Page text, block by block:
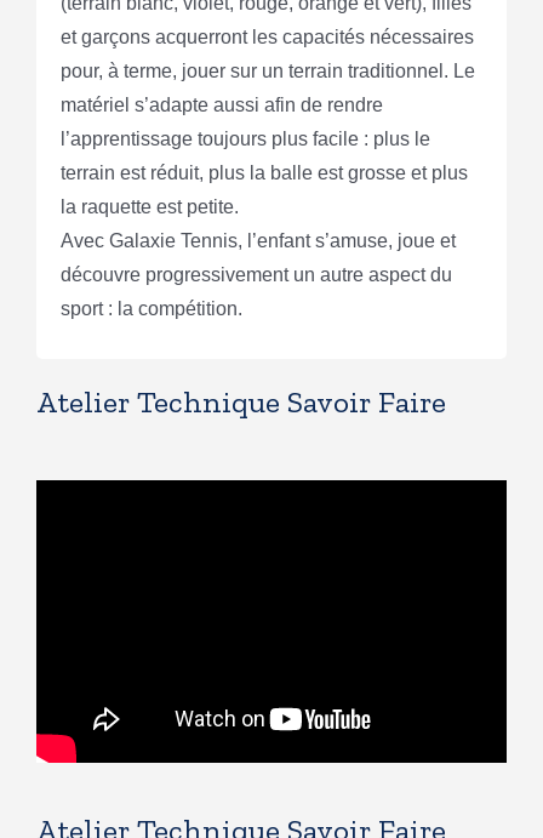
et garçons acquerront les capacités nécessaires
pour, à terme, jouer sur un terrain traditionnel. Le
matériel s’adapte aussi afin de rendre
l’apprentissage toujours plus facile : plus le
terrain est réduit, plus la balle est grosse et plus
la raquette est petite.
Avec Galaxie Tennis, l’enfant s’amuse, joue et
découvre progressivement un autre aspect du
sport : la compétition.
Atelier Technique Savoir Faire
Atelier Technique Savoir Faire